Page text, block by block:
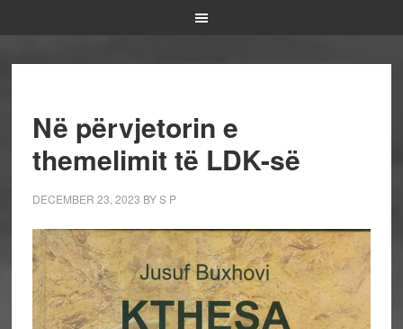
Në përvjetorin e
themelimit të LDK-së
DECEMBER 23, 2023 BYS P